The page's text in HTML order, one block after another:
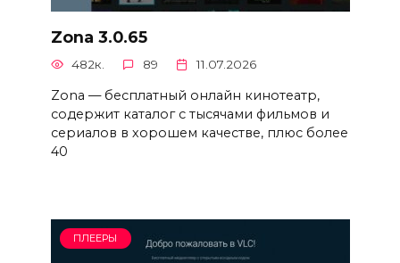
Zona 3.0.65
482к. 89 11.07.2026
Zona — бесплатный онлайн кинотеатр,
содержит каталог с тысячами фильмов и
сериалов в хорошем качестве, плюс более
40
ПЛЕЕРЫ